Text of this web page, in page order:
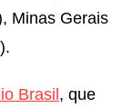
Minas Gerais
Brasil , que